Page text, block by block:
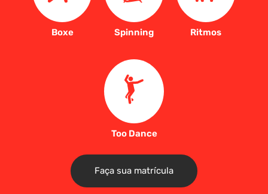
Boxe Spinning Ritmos
Too Dance
Faça sua matrícula